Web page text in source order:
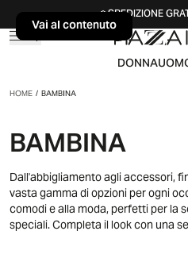
Vai al contenutoSPEDIZIONE
DONNA
HOME/BAMBINA
BAMBINA
Dall'abbigliamento agli accessori,
vasta gamma di opzioni per ogni
comodi e alla moda, perfetti per la
speciali. Completa il look con una
Vai al contenuto